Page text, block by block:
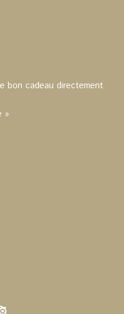
bon cadeau directement
»